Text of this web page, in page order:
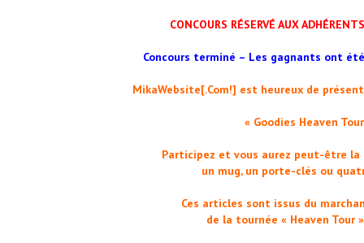
CONCOURS RÉSERVÉ AUX
Concours terminé – Les gagnants ont
MikaWebsite[.Com!] est heureux de
« Goodies Heaven
Participez et vous aurez peut-être la
un mug, un porte-clés ou
Ces articles sont issus du
de la tournée « Heaven Tour